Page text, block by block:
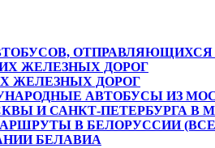
ЖЕЛЕЗНЫХ ДОРОГ
ЖЕЛЕЗНЫХ ДОРОГ
АВТОБУСЫ ИЗ
И САНКТ-ПЕТЕРБУРГА В
В БЕЛОРУССИИ (ВСЕ
БЕЛАВИА